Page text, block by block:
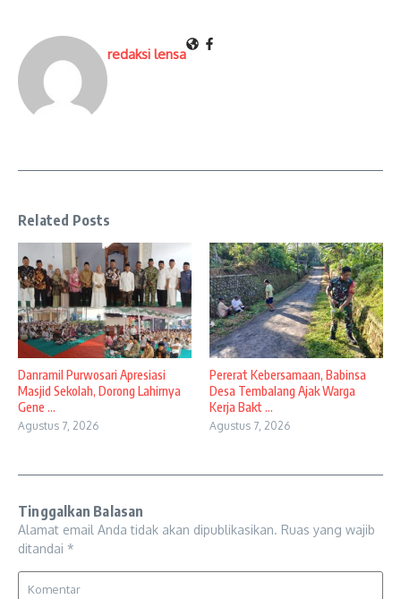
redaksi lensa
Related Posts
Danramil Purwosari Apresiasi
Masjid Sekolah, Dorong Lahirnya
Gene ...
Agustus 7, 2026
Pererat Kebersamaan, Babinsa
Desa Tembalang Ajak Warga
Kerja Bakt ...
Agustus 7, 2026
Tinggalkan Balasan
Alamat email Anda tidak akan dipublikasikan. Ruas yang wajib
ditandai *